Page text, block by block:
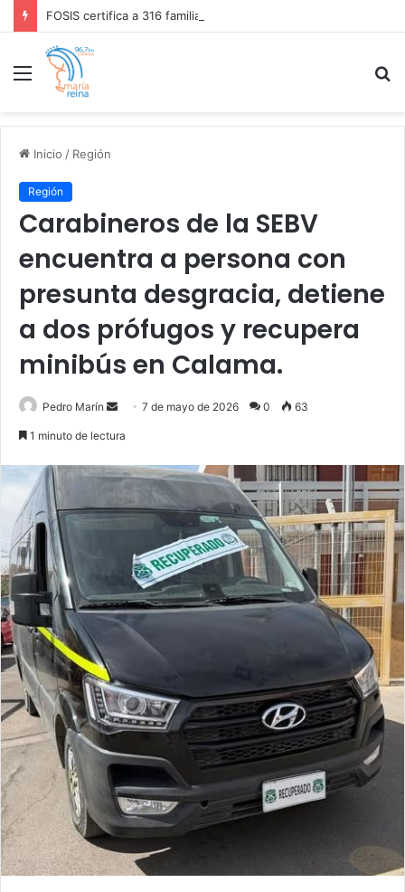
Menú
Inicio / Región
Región
Carabineros de la SEBV
encuentra a persona con
presunta desgracia, detiene
a dos prófugos y recupera
minibús en Calama.
Pedro Marín
Send7 de mayo de 2026 0 63
1 minuto de lectura